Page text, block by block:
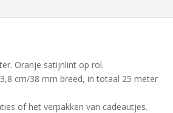
Oranje satijnlint op rol.
cm/38 mm breed, in totaal 25 meter
of het verpakken van cadeautjes.